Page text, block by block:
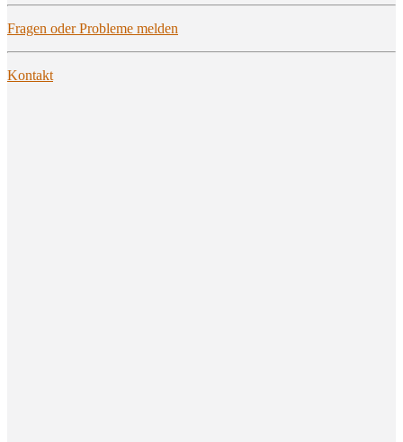
Fra­gen oder Pro­ble­me melden
Kon­takt